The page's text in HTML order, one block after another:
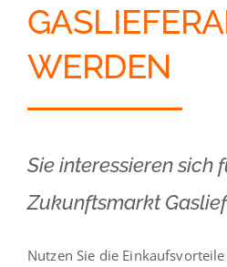
WERDEN
Sie interessieren sich
Zukunftsmarkt
Nutzen Sie die